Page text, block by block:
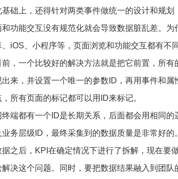
基础上，还得针对两类事件做统一的设计和规
功能交互没有规范化就会导致数据脏乱差。
、iOS、小程序等，页面浏览和功能交互都有不
，一个比较好的解决方法就是把它前置，所
出来，并设置一个唯一的参数ID，再用事件和
所有页面的标记都可以用ID来标记。
终端都有一个ID是长期关系，后面都会用相同
务层级ID，最终采集到的数据质量是非常好
据之后，KPI在确定情况下进行了拆解，现在要
决这个问题。同时，要把数据结果融入到团